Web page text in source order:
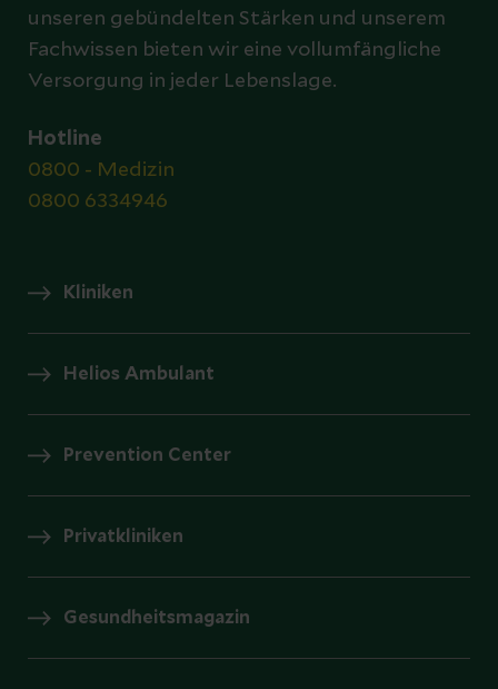
unseren gebündelten Stärken und unserem
Fachwissen bieten wir eine vollumfängliche
Versorgung in jeder Lebenslage.
Hotline
0800 - Medizin
0800 6334946
Kliniken
Helios Ambulant
Prevention Center
Privatkliniken
Gesundheitsmagazin